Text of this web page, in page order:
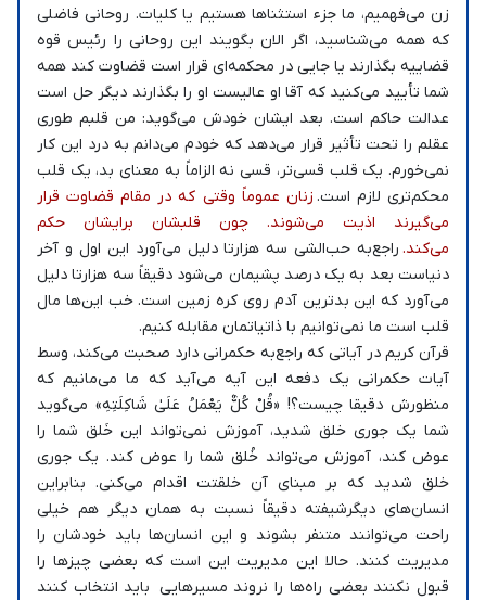
زن می‌فهمیم، ما جزء استثناها هستیم یا کلیات. روحانی فاضلی
که همه می‌شناسید، اگر الان بگویند این روحانی را رئیس قوه
قضاییه بگذارند یا جایی در محکمه‌ای قرار است قضاوت کند همه
شما تأیید می‌کنید که آقا او عالیست او را بگذارند دیگر حل است
عدالت حاکم است. بعد ایشان خودش می‌گوید: من قلبم طوری
عقلم را تحت تأثیر قرار می‌دهد که خودم می‌دانم به درد این کار
نمی‌خورم. یک قلب قسی‌تر، قسی نه الزاماً به معنای بد، یک قلب
محکم‌تری لازم است. زنان عموماً وقتی که در مقام قضاوت قرار
می‌گیرند اذیت می‌شوند. چون قلبشان برایشان حکم
می‌کند. راجع‌به حب‌الشی سه هزارتا دلیل می‌آورد این اول و آخر
دنیاست بعد به یک درصد پشیمان می‌شود دقیقاً سه هزارتا دلیل
می‌آورد که این بدترین آدم روی کره زمین است. خب این‌ها مال
قلب است ما نمی‌توانیم با ذاتیاتمان مقابله کنیم.
قرآن کریم در آیاتی که راجع‌به حکمرانی دارد صحبت می‌کند، وسط
آیات حکمرانی یک دفعه این آیه می‌آید که ما می‌مانیم که
منظورش دقیقا چیست؟! «قُلْ كُلٌّ يَعْمَلُ عَلَىٰ شَاكِلَتِهِ» می‌گوید
شما یک جوری خلق شدید، آموزش نمی‌تواند این خَلق شما را
عوض کند، آموزش می‌تواند خُلق شما را عوض کند. یک جوری
خلق شدید که بر مبنای آن خلقتت اقدام می‌کنی. بنابراین
انسان‌های دیگرشیفته دقیقاً نسبت به همان دیگر هم خیلی
راحت می‌توانند متنفر بشوند و این انسان‌ها باید خودشان را
مدیریت کنند. حالا این مدیریت این است که بعضی چیزها را
قبول نکنند بعضی راه‌ها را نروند مسیرهایی باید انتخاب کنند